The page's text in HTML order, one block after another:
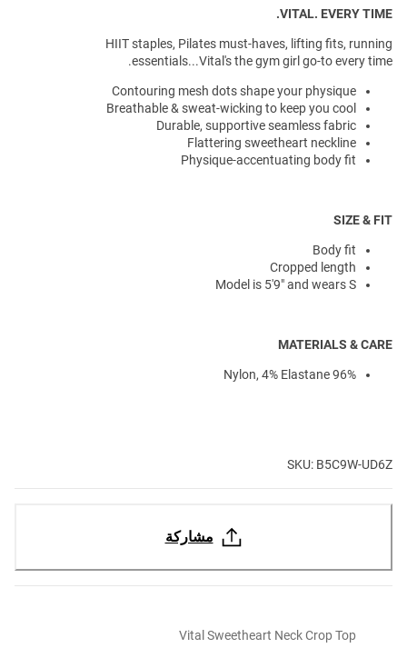
VITAL. EVERY TIME.
HIIT staples, Pilates must-haves, lifting fits, running
essentials...Vital's the gym girl go-to every time.
Contouring mesh dots shape your physique
Breathable & sweat-wicking to keep you cool
Durable, supportive seamless fabric
Flattering sweetheart neckline
Physique-accentuating body fit
SIZE & FIT
Body fit
Cropped length
Model is 5'9" and wears S
MATERIALS & CARE
96% Nylon, 4% Elastane
SKU: B5C9W-UD6Z
مشاركة
Vital Sweetheart Neck Crop Top